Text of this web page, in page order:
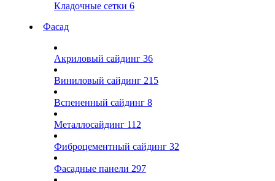
Кладочные сетки 6
Фасад
Акриловый сайдинг 36
Виниловый сайдинг 215
Вспененный сайдинг 8
Металлосайдинг 112
Фиброцементный сайдинг 32
Фасадные панели 297